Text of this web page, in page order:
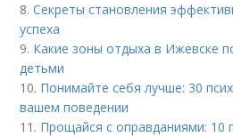
8.Секреты становления
успеха
9. Какие зоны отдыха в Ижевске
детьми
10. Понимайте себя лучше: 30
вашем поведении
11. Прощайся с оправданиями: 10